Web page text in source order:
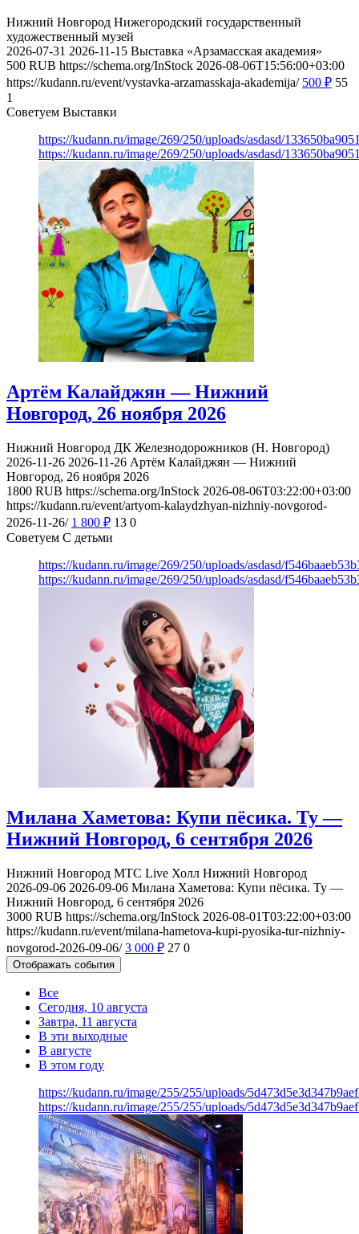
Нижний Новгород Нижегородский государственный
художественный музей
2026-07-31 2026-11-15 Выставка «Арзамасская академия»
500 RUB https://schema.org/InStock 2026-08-06T15:56:00+03:00
https://kudann.ru/event/vystavka-arzamasskaja-akademija/ 500 ₽ 55
1
Советуем Выставки
https://kudann.ru/image/269/250/uploads/asdasd/
https://kudann.ru/image/269/250/uploads/asdasd/
Артём Калайджян — Нижний
Новгород, 26 ноября 2026
Нижний Новгород ДК Железнодорожников (Н. Новгород)
2026-11-26 2026-11-26 Артём Калайджян — Нижний
Новгород, 26 ноября 2026
1800 RUB https://schema.org/InStock 2026-08-06T03:22:00+03:00
https://kudann.ru/event/artyom-kalaydzhyan-nizhniy-novgorod-
2026-11-26/ 1 800 ₽ 13 0
Советуем С детьми
https://kudann.ru/image/269/250/uploads/asdasd/
https://kudann.ru/image/269/250/uploads/asdasd/
Милана Хаметова: Купи пёсика. Ту —
Нижний Новгород, 6 сентября 2026
Нижний Новгород МТС Live Холл Нижний Новгород
2026-09-06 2026-09-06 Милана Хаметова: Купи пёсика. Ту —
Нижний Новгород, 6 сентября 2026
3000 RUB https://schema.org/InStock 2026-08-01T03:22:00+03:00
https://kudann.ru/event/milana-hametova-kupi-pyosika-tur-nizhniy-
novgorod-2026-09-06/ 3 000 ₽ 27 0
Отображать события
Все
Сегодня, 10 августа
Завтра, 11 августа
В эти выходные
В августе
В этом году
https://kudann.ru/image/255/255/uploads/
https://kudann.ru/image/255/255/uploads/